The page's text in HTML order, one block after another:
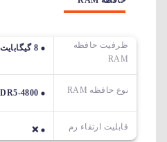
ظرفیت حافظه
RAM
8 گیگابایت
نوع حافظه RAM Soldered LPDDR5-4800
قابلیت ارتقاء رم ❌